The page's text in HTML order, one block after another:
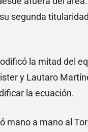
segunda
la mitad del
y Lautaro
la ecuación.
mano a mano al